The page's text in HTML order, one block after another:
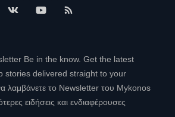
Be in the know. Get the latest
stories delivered straight to your
λαμβάνετε το Newsletter του Mykonos
ειδήσεις και ενδιαφέρουσες